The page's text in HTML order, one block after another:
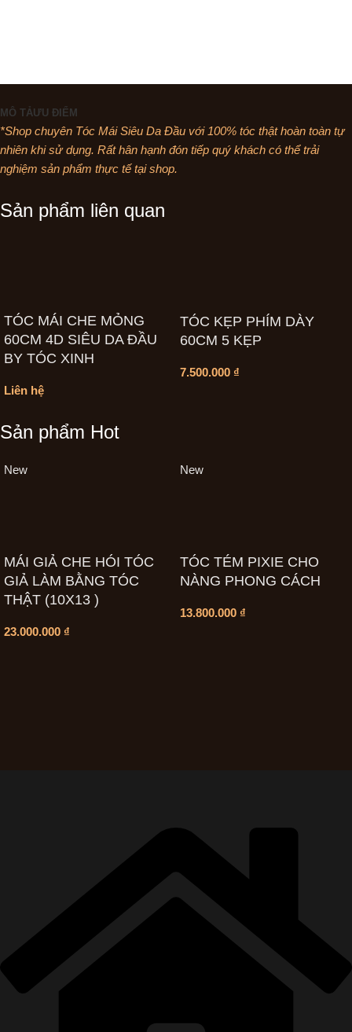
MÔ TẢƯU ĐIỂM
*Shop chuyên Tóc Mái Siêu Da Đầu với 100% tóc thật hoàn toàn tự
nhiên khi sử dụng. Rất hân hạnh đón tiếp quý khách có thể trải
nghiệm sản phẩm thực tế tại shop.
Sản phẩm liên quan
TÓC MÁI CHE MỎNG
60CM 4D SIÊU DA ĐẦU
BY TÓC XINH
Liên hệ
TÓC KẸP PHÍM DÀY
60CM 5 KẸP
7.500.000 ₫
Sản phẩm Hot
New
MÁI GIẢ CHE HÓI TÓC
GIẢ LÀM BẰNG TÓC
THẬT (10X13 )
23.000.000 ₫
New
TÓC TÉM PIXIE CHO
NÀNG PHONG CÁCH
13.800.000 ₫